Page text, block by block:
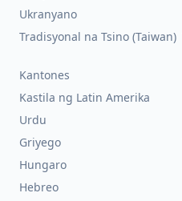
Ukranyano
Tradisyonal na Tsino (Taiwan)
Kantones
Kastila ng Latin Amerika
Urdu
Griyego
Hungaro
Hebreo